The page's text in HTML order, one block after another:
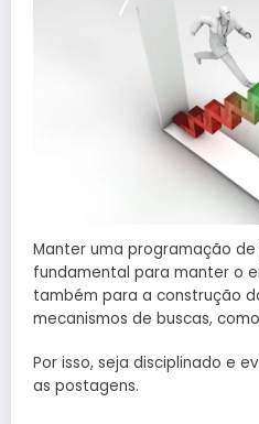
Manter uma programação
fundamental para manter o
também para a construção
mecanismos de buscas,
Por isso, seja disciplinado e
as postagens.